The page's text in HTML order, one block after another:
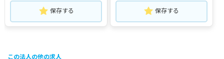
保存する 保存する
この法人の他の求人